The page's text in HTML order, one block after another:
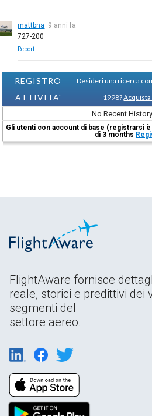
mattbna 9 anni fa
727-200
Report
REGISTRO
ATTIVITA'
Desideri una ricerca
1998?
No Recent
Gli utenti con account di base (registrarsi
di 3 months
FlightAware fornisce
reale, storici e predittivi dei
segmenti del
settore aereo.